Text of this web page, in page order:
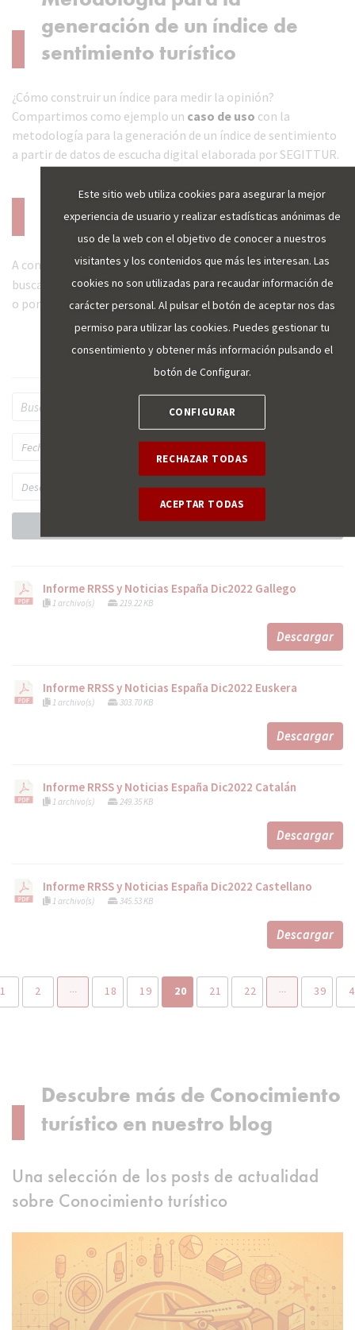
generación de un índice de
sentimiento turístico
¿Cómo construir un índice para medir la opinión?
Compartimos como ejemplo un caso de uso con la
metodología para la generación de un índice de sentimiento
a partir de datos de escucha digital elaborada por SEGITTUR.
Descarga de informes
A continuación, puede acceder a los informes. A través del
buscador, puede localizar una publicación por palabras clave
o por fechas.
Informe RRSS y Noticias España Dic2022 Gallego
1 archivo(s) 219.22 KB
Descargar
Informe RRSS y Noticias España Dic2022 Euskera
1 archivo(s) 303.70 KB
Descargar
Informe RRSS y Noticias España Dic2022 Catalán
1 archivo(s) 249.35 KB
Descargar
Informe RRSS y Noticias España Dic2022 Castellano
1 archivo(s) 345.53 KB
Descargar
1 2 … 18 19 20 21 22 … 39
Descubre más de Conocimiento
turístico en nuestro blog
Una selección de los posts de actualidad
sobre Conocimiento turístico
Este sitio web utiliza cookies para asegurar la mejor
experiencia de usuario y realizar estadísticas anónimas de
uso de la web con el objetivo de conocer a nuestros
visitantes y los contenidos que más les interesan. Las
cookies no son utilizadas para recaudar información de
carácter personal. Al pulsar el botón de aceptar nos das
permiso para utilizar las cookies. Puedes gestionar tu
consentimiento y obtener más información pulsando el
botón de Configurar.
CONFIGURAR
RECHAZAR TODAS
ACEPTAR TODAS